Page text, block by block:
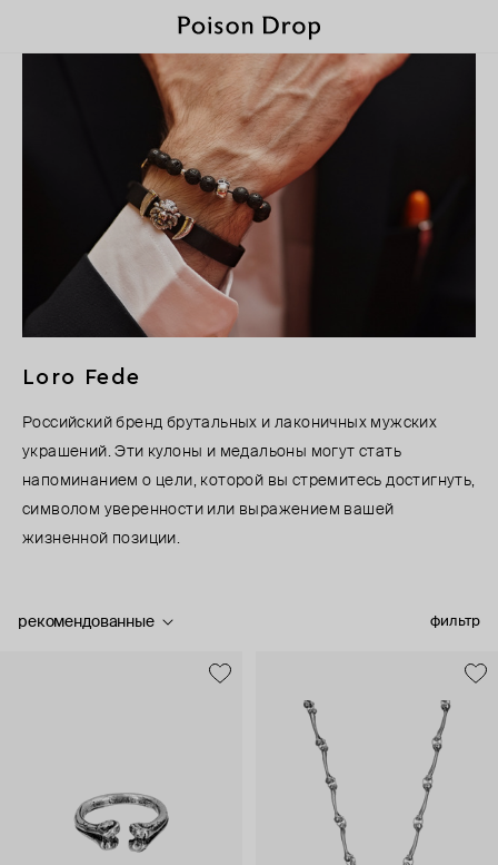
Loro Fede
Российский бренд брутальных и лаконичных мужских
украшений. Эти кулоны и медальоны могут стать
напоминанием о цели, которой вы стремитесь достигнуть,
символом уверенности или выражением вашей
жизненной позиции.
фильтр
рекомендованные